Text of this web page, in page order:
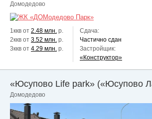
Домодедово
1ккв от 2.48 млн. р.
2ккв от 3.52 млн. р.
3ккв от 4.29 млн. р.
Сдача:
Частично сдан
Застройщик:
«Конструктор»
«Юсупово Life park» («Юсупово
Домодедово